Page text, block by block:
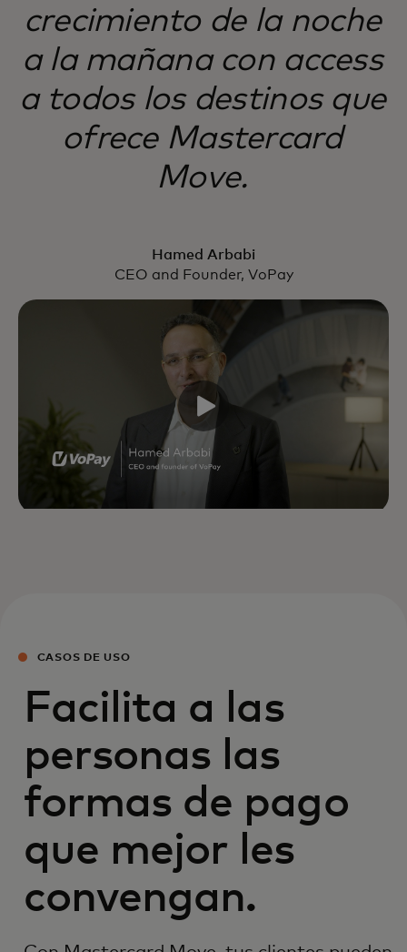
crecimiento de la noche
a la mañana con access
a todos los destinos que
ofrece Mastercard
Move.
Hamed Arbabi
CEO and Founder, VoPay
CASOS DE USO
Facilita a las
personas las
formas de pago
que mejor les
convengan.